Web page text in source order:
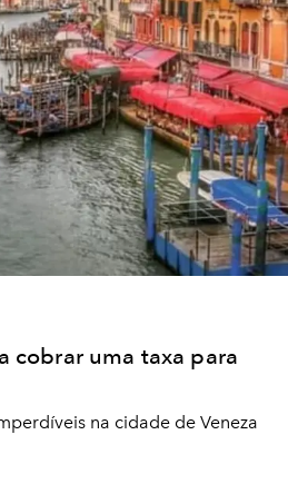
cobrar uma taxa para
na cidade de Veneza